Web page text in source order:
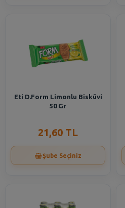
Eti D.Form Limonlu Bisküvi
50 Gr
21,60 TL
Şube Seçiniz